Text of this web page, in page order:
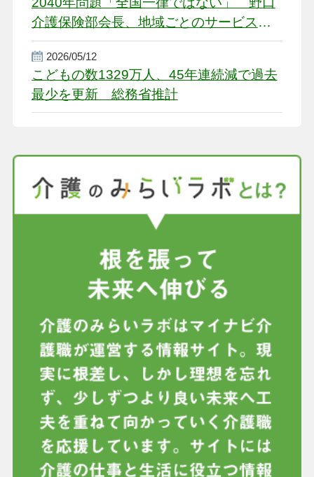
介護保険部会長、地域ごとのサービス基
盤整備を促す
2026/05/12
こどもの数1329万人、45年連続減で過去
最少を更新 総務省推計